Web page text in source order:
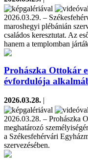
2026.03.29. –
maroshegyi plébánián
családos keresztutat. Az
hanem a templomban
Prohászka Ottokár
évfordulója
2026.03.28. |
2026.03.28. – Prohászka
meghatározó
a Székesfehérvári
szervezésében.